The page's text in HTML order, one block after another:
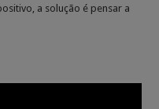
a solução é pensar a